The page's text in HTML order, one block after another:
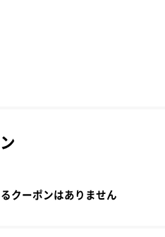
クーポンはありません